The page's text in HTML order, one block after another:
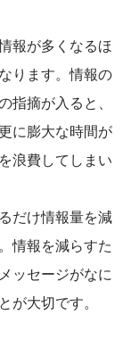
報が多くなるほ
ります。情報の
指摘が入ると、
に膨大な時間が
浪費してしまい
だけ情報量を減
情報を減らすた
ッセージがなに
が大切です。